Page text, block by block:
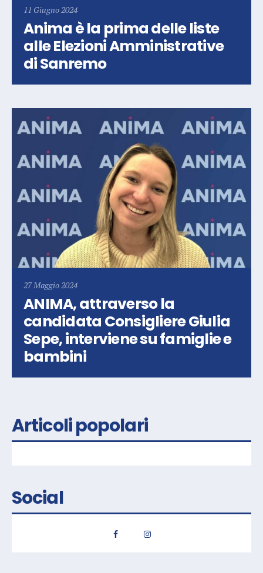
11 Giugno 2024
Anima è la prima delle liste
alle Elezioni Amministrative
di Sanremo
27 Maggio 2024
ANIMA, attraverso la
candidata Consigliere Giulia
Sepe, interviene su famiglie e
bambini
Articoli popolari
Social